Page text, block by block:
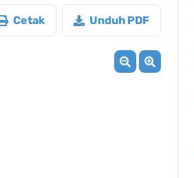
Cetak Unduh PDF